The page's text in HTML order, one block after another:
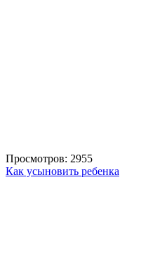
Просмотров: 2955
Как усыновить ребенка